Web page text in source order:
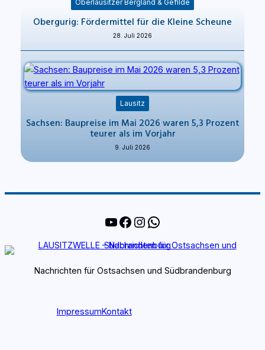
Oberlausitzer Bergland & Gefilde
Obergurig: Fördermittel für die Kleine Scheune
28. Juli 2026
Lausitz
Sachsen: Baupreise im Mai 2026 waren 5,3 Prozent
teurer als im Vorjahr
9. Juli 2026
YouTube
Facebook
Instagram
WhatsApp
Nachrichten für Ostsachsen und Südbrandenburg
ImpressumKontakt